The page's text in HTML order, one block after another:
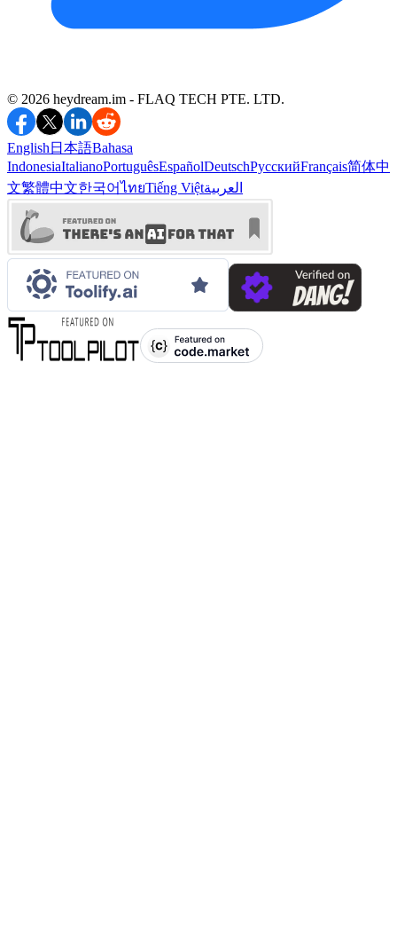
©️ 2026 heydream.im - FLAQ TECH PTE. LTD.
English 日本語Bahasa
IndonesiaItalianoPortuguêsEspañolDeutschРусскийFrançais简体中
文繁體中文한국어ไทยTiếng Việtالعربية